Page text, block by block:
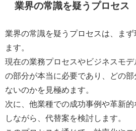
業界の常識を疑うプロセス
業界の常識を疑うプロセスは、まず
ます。
現在の業務プロセスやビジネスモ
の部分が本当に必要であり、どの
ないのかを見極めます。
次に、他業種での成功事例や革新
しながら、代替案を検討します。